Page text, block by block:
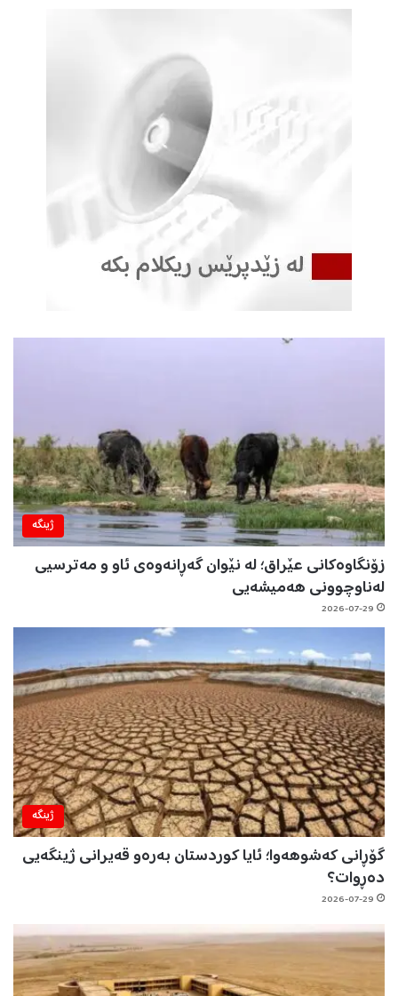
ژینگه‌
زۆنگاوەکانی عێراق؛ لە نێوان گەڕانەوەی ئاو و مەترسیی
لەناوچوونی هەمیشەیی
2026-07-29
ژینگه‌
گۆڕانی کەشوهەوا؛ ئایا کوردستان بەرەو قەیرانی ژینگەیی
دەڕوات؟
2026-07-29